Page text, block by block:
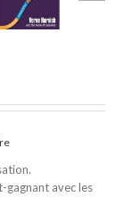
On vous dit tout sur
Pyramide !
gagnant avec les